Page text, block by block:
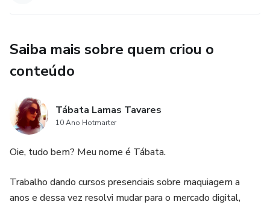
Saiba mais sobre quem criou o
conteúdo
Tábata Lamas Tavares
10 Ano Hotmarter
Oie, tudo bem? Meu nome é Tábata.
Trabalho dando cursos presenciais sobre maquiagem a
anos e dessa vez resolvi mudar para o mercado digital,